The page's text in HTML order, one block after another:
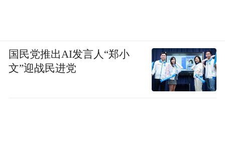
国民党推出AI发言人“郑小
文”迎战民进党